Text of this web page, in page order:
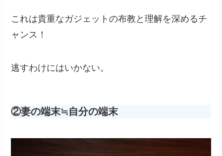
これは貴重なガジェットの布教と理解を深めるチ
ャンス！
逃すわけにはいかない。
②妻の端末≒自分の端末